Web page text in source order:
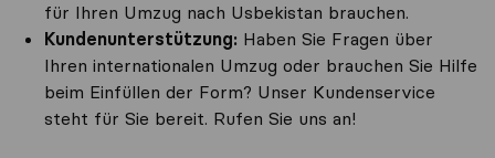
für Ihren Umzug nach Usbekistan brauchen.
Kundenunterstützung: Haben Sie Fragen über
Ihren internationalen Umzug oder brauchen Sie Hilfe
beim Einfüllen der Form? Unser Kundenservice
steht für Sie bereit. Rufen Sie uns an!